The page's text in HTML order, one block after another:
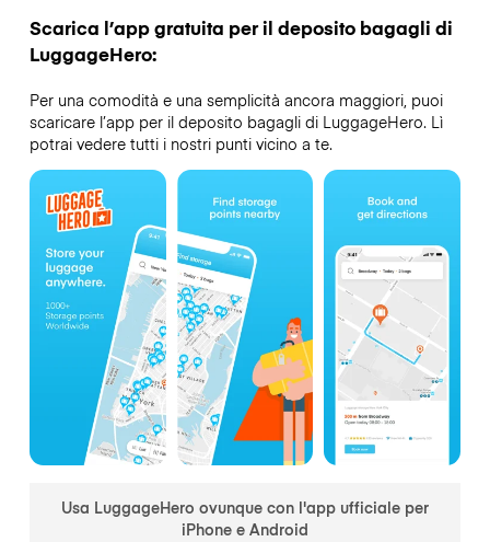
Scarica l’app gratuita per il deposito bagagli di
LuggageHero:
Per una comodità e una semplicità ancora maggiori, puoi
scaricare l’app per il deposito bagagli di LuggageHero. Lì
potrai vedere tutti i nostri punti vicino a te.
Usa LuggageHero ovunque con l'app ufficiale per
iPhone e Android